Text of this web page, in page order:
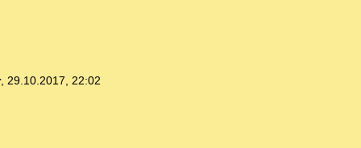
, 29.10.2017, 22:02